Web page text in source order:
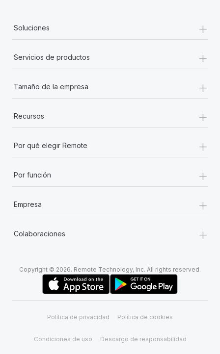
Soluciones +
Servicios de productos +
Tamaño de la empresa +
Recursos +
Por qué elegir Remote +
Por función +
Empresa +
Colaboraciones +
Copyright © 2026. Remote Technology, Inc. All rights reserved.
Política de privacidad Política de cookies
Condiciones de uso Descargo de responsabilidad